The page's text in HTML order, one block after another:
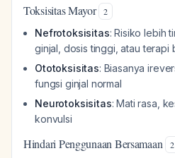
Toksisitas Mayor 2
Nefrotoksisitas: Risiko lebih
ginjal, dosis tinggi, atau terapi
Ototoksisitas: Biasanya
fungsi ginjal normal
Neurotoksisitas: Mati rasa,
konvulsi
Hindari Penggunaan Bersamaan 2